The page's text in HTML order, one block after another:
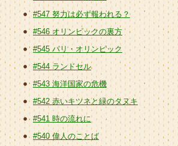
#547 努力は必ず報われる？
#546 オリンピックの裏方
#545 パリ・オリンピック
#544 ランドセル
#543 海洋国家の危機
#542 赤いキツネと緑のタヌキ
#541 時の流れに
#540 偉人のことば